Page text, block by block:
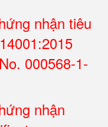
nhận tiêu
000568-1-
nhận